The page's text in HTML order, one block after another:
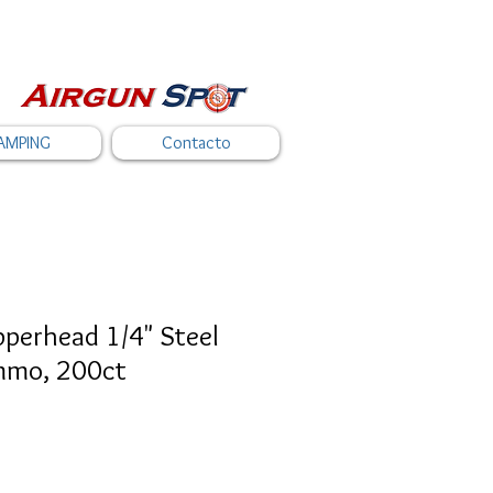
Contacto
1/4" Steel
200ct